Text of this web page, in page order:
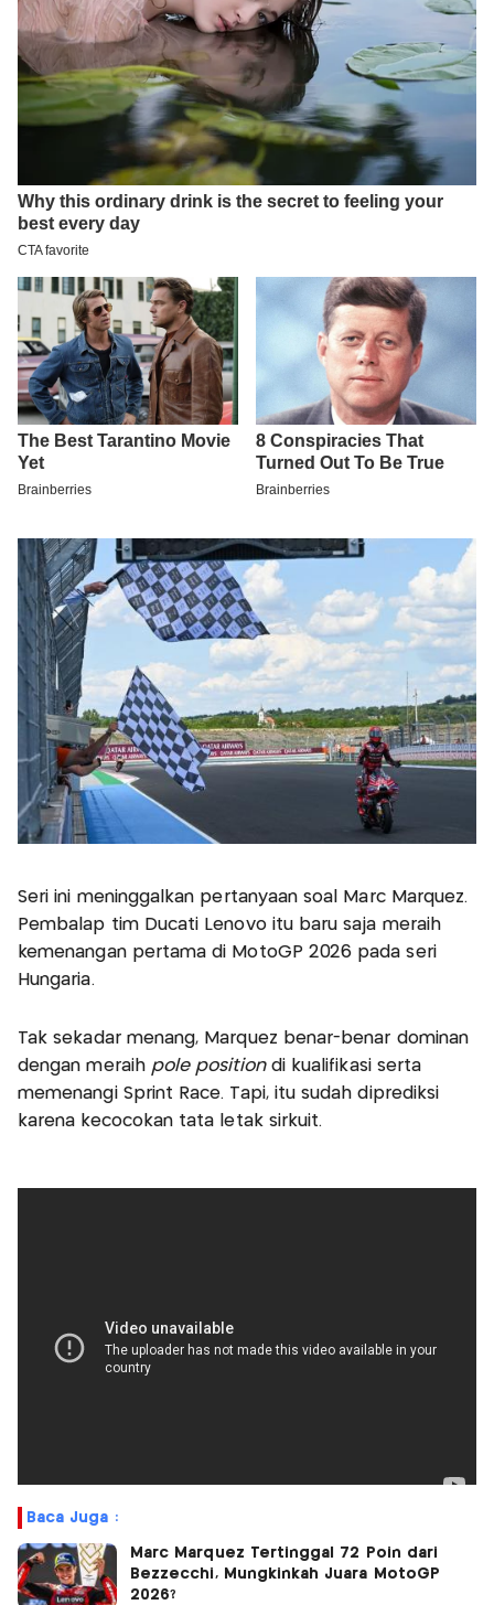
Seri ini meninggalkan pertanyaan soal Marc Marquez.
Pembalap tim Ducati Lenovo itu baru saja meraih
kemenangan pertama di MotoGP 2026 pada seri
Hungaria.
Tak sekadar menang, Marquez benar-benar dominan
dengan meraih pole position di kualifikasi serta
memenangi Sprint Race. Tapi, itu sudah diprediksi
karena kecocokan tata letak sirkuit.
Baca Juga :
Marc Marquez Tertinggal 72 Poin dari
Bezzecchi, Mungkinkah Juara MotoGP
2026?